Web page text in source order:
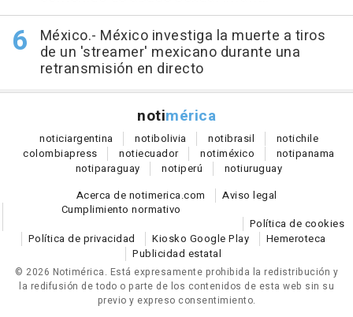
México.- México investiga la muerte a tiros
de un 'streamer' mexicano durante una
retransmisión en directo
notimérica
noticiargentina notibolivia notibrasil notichile
colombiapress notiecuador notiméxico notipanama
notiparaguay notiperú notiuruguay
Acerca de notimerica.com
Aviso legal
Cumplimiento normativo
Política de cookies
Política de privacidad
Kiosko Google Play
Hemeroteca
Publicidad estatal
© 2026 Notimérica. Está expresamente prohibida la redistribución y
la redifusión de todo o parte de los contenidos de esta web sin su
previo y expreso consentimiento.